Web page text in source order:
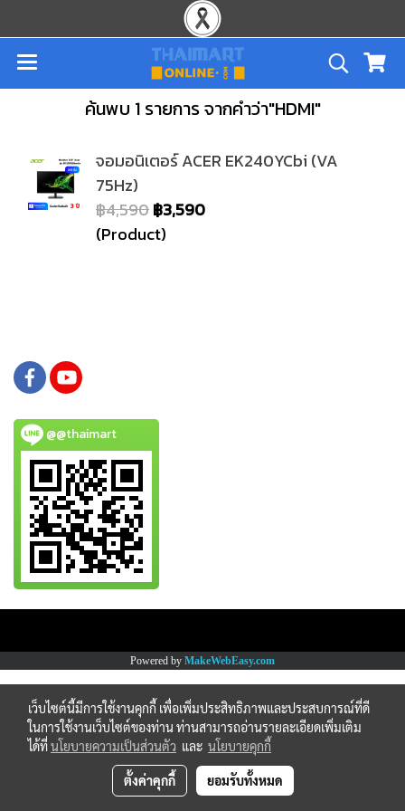
ค้นพบ 1 รายการ จากคำว่า"HDMI"
จอมอนิเตอร์ ACER EK240YCbi (VA
75Hz)
฿4,590฿3,590
(Product)
@@thaimart
Powered by MakeWebEasy.com
เว็บไซต์นี้มีการใช้งานคุกกี้ เพื่อเพิ่มประสิทธิภาพและประสบการณ์ที่ดี
ในการใช้งานเว็บไซต์ของท่าน ท่านสามารถอ่านรายละเอียดเพิ่มเติม
ได้ที่นโยบายความเป็นส่วนตัว และ นโยบายคุกกี้
ตั้งค่าคุกกี้ ยอมรับทั้งหมด